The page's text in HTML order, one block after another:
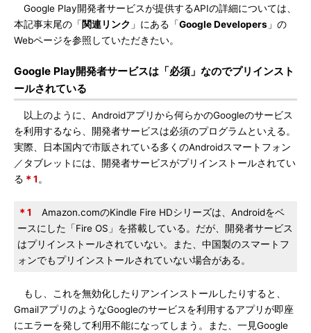
Google Play開発者サービスが提供するAPIの詳細については、
本記事末尾の「 関連リンク 」にある「Google Developers 」の
Webページを参照していただきたい。
Google Play開発者サービスは「必須」なのでプリインスト
ールされている
以上のように、Androidアプリから何らかのGoogleのサービス
を利用するなら、開発者サービスは必須のプログラムといえる。
実際、日本国内で市販されている多くのAndroidスマートフォン
／タブレットには、開発者サービスがプリインストールされてい
る ＊1 。
＊1
Amazon.comのKindle Fire HDシリーズは、Androidをベ
ースにした「Fire OS」を搭載している。だが、開発者サービス
はプリインストールされていない。また、中国製のスマートフ
ォンでもプリインストールされていない場合がある。
もし、これを無効化したりアンインストールしたりすると、
GmailアプリのようなGoogleのサービスを利用するアプリが即座
にエラーを発して利用不能になってしまう。また、一見Google